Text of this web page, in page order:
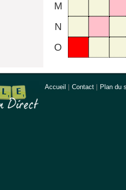
M
N
O
Accueil Contact Plan du